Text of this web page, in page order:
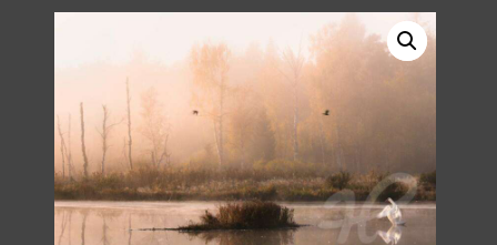
BILDERGALERIE
DRUCKQUALITÄTEN
LED-LEUCHTBILDER
WIR DRUCKEN IHR BILD
AUSSTELLUNGEN